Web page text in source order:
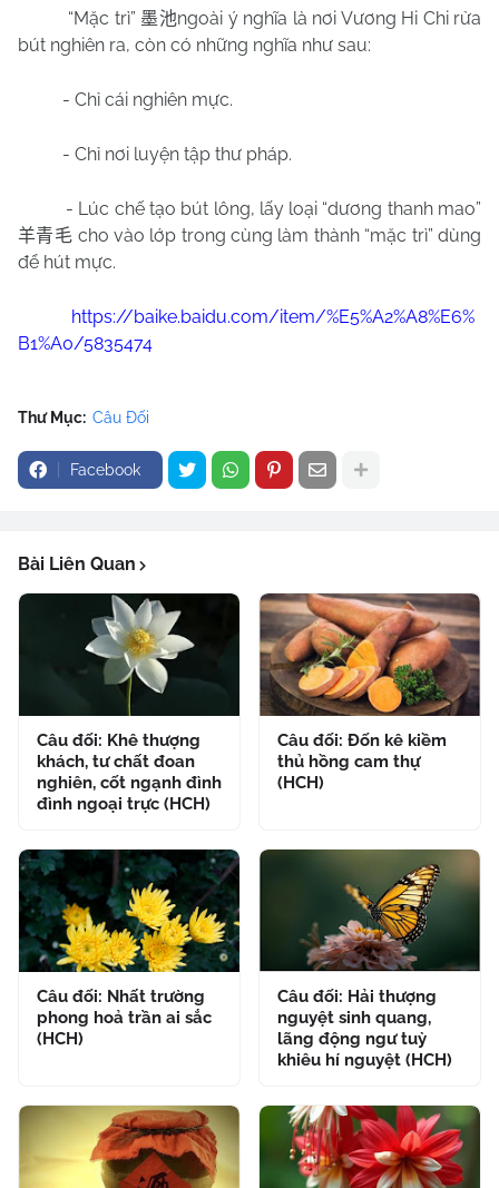
“Mặc trì” 墨池ngoài ý nghĩa là nơi Vương Hi Chi rửa
bút nghiên ra, còn có những nghĩa như sau:
- Chỉ cái nghiên mực.
- Chỉ nơi luyện tập thư pháp.
- Lúc chế tạo bút lông, lấy loại “dương thanh mao”
羊青毛 cho vào lớp trong cùng làm thành “mặc trì” dùng
để hút mực.
https://baike.baidu.com/item/%E5%A2%A8%E6%
B1%A0/5835474
Thư Mục: Câu Đối
Facebook
Bài Liên Quan
Câu đối: Khê thượng
khách, tư chất đoan
nghiên, cốt ngạnh đình
đình ngoại trực (HCH)
Câu đối: Đốn kê kiềm
thủ hồng cam thự
(HCH)
Câu đối: Nhất trường
phong hoả trần ai sắc
(HCH)
Câu đối: Hải thượng
nguyệt sinh quang,
lãng động ngư tuỳ
khiêu hí nguyệt (HCH)